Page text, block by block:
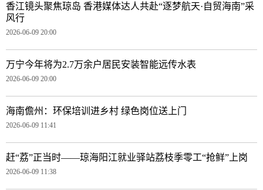
香江镜头聚焦琼岛 香港媒体达人共赴“逐梦航天·自贸海南”采
风行
2026-06-09 20:00
万宁今年将为2.7万余户居民安装智能远传水表
2026-06-09 20:00
海南儋州：环保培训进乡村 绿色岗位送上门
2026-06-09 11:41
赶“荔”正当时——琼海阳江就业驿站荔枝季零工“抢鲜”上岗
2026-06-09 11:38